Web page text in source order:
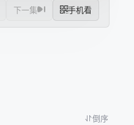
下一集 手机看
倒序